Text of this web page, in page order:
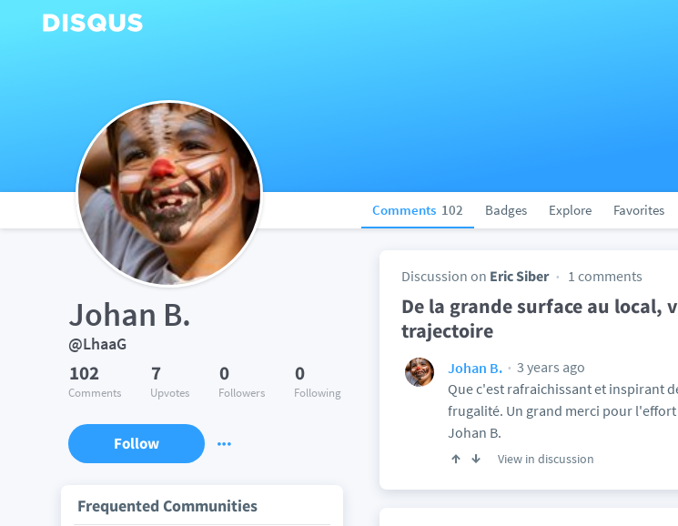
Comments 102 Badges Explore Favorites
Johan B.
@LhaaG
102
Comments
7
Upvotes
0
Followers
0
Following
Follow
Frequented Communities
Discussion on Eric Siber 1 comments
De la grande surface au local,
trajectoire
Johan B.
3 years ago
Que c'est rafraichissant et inspirant
frugalité. Un grand merci pour
Johan B.
View in discussion